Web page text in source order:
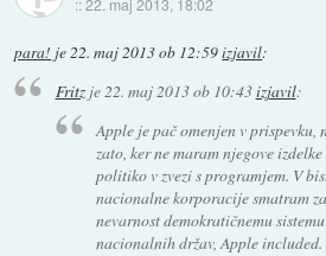
::22. maj 2013, 18:02
para! je22. maj 2013 ob 12:59izjavil:
Fritzje22. maj 2013 ob 10:43izjavil:
Apple je pač omenjen v prispevku,
zato, ker ne maram njegove
politiko v zvezi s programjem. V
nacionalne korporacije smatram
nevarnost demokratičnemu
nacionalnih držav, Apple included.